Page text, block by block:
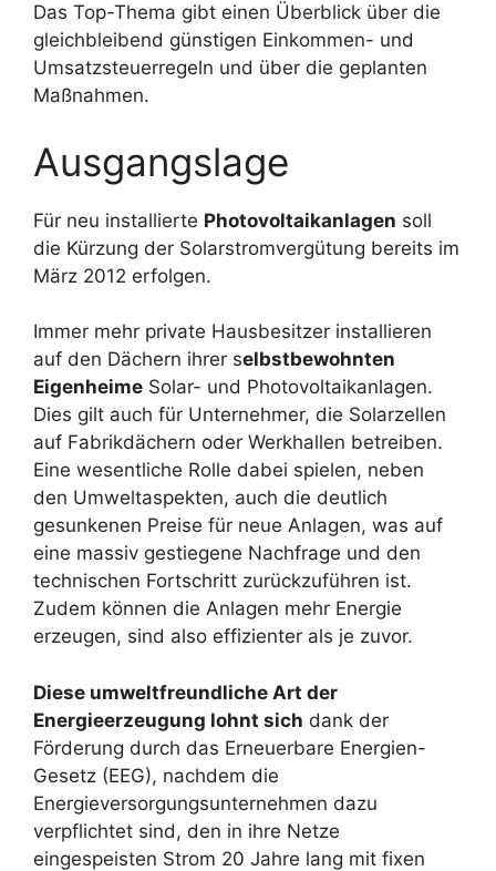
Das Top-Thema gibt einen Überblick über die
gleichbleibend günstigen Einkommen- und
Umsatzsteuerregeln und über die geplanten
Maßnahmen.
Ausgangslage
Für neu installierte Photovoltaikanlagen soll
die Kürzung der Solarstromvergütung bereits im
März 2012 erfolgen.
Immer mehr private Hausbesitzer installieren
auf den Dächern ihrer selbstbewohnten
Eigenheime Solar- und Photovoltaikanlagen.
Dies gilt auch für Unternehmer, die Solarzellen
auf Fabrikdächern oder Werkhallen betreiben.
Eine wesentliche Rolle dabei spielen, neben
den Umweltaspekten, auch die deutlich
gesunkenen Preise für neue Anlagen, was auf
eine massiv gestiegene Nachfrage und den
technischen Fortschritt zurückzuführen ist.
Zudem können die Anlagen mehr Energie
erzeugen, sind also effizienter als je zuvor.
Diese umweltfreundliche Art der
Energieerzeugung lohnt sich dank der
Förderung durch das Erneuerbare Energien-
Gesetz (EEG), nachdem die
Energieversorgungsunternehmen dazu
verpflichtet sind, den in ihre Netze
eingespeisten Strom 20 Jahre lang mit fixen